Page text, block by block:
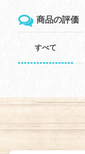
商品の評価
すべて